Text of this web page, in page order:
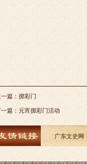
篇： 掷彩门
篇： 元宵掷彩门活动
广东文史网